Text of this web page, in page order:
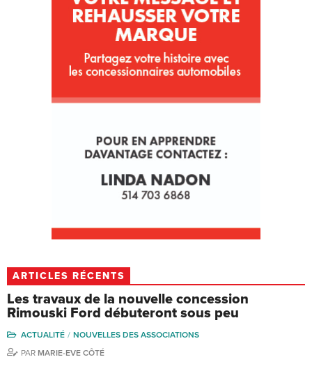
ARTICLES RÉCENTS
Les travaux de la nouvelle concession
Rimouski Ford débuteront sous peu
ACTUALITÉ
NOUVELLES DES ASSOCIATIONS
PAR MARIE-EVE CÔTÉ